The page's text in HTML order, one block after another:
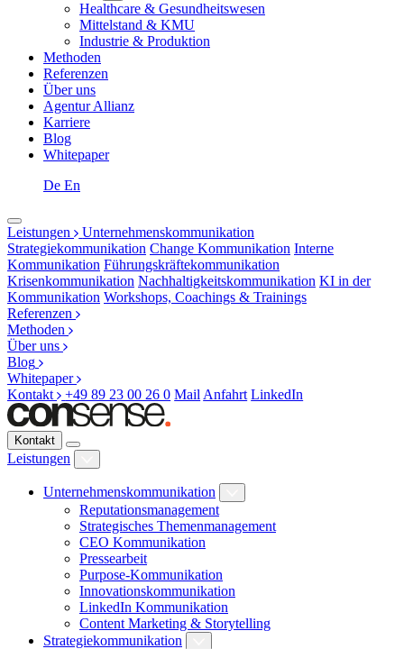
Healthcare & Gesundheitswesen
Mittelstand & KMU
Industrie & Produktion
Methoden
Referenzen
Über uns
Agentur Allianz
Karriere
Blog
Whitepaper
De En
Leistungen
Unternehmenskommunikation
Strategiekommunikation Change Kommunikation Interne
Kommunikation Führungskräftekommunikation
Krisenkommunikation Nachhaltigkeitskommunikation KI in der
Kommunikation Workshops, Coachings & Trainings
Referenzen
Methoden
Über uns
Blog
Whitepaper
Kontakt
+49 89 23 00 26 0 MailAnfahrt LinkedIn
Kontakt
Leistungen
Unternehmenskommunikation
Reputationsmanagement
Strategisches Themenmanagement
CEO Kommunikation
Pressearbeit
Purpose-Kommunikation
Innovationskommunikation
LinkedIn Kommunikation
Content Marketing & Storytelling
Strategiekommunikation